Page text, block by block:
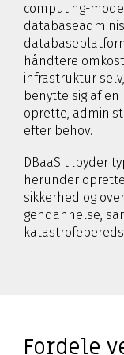
computing-
håndtere
infrastruktur
benytte sig af
oprette,
efter behov.
DBaaS tilbyder
herunder
sikkerhed og
gendannelse,
Fordele